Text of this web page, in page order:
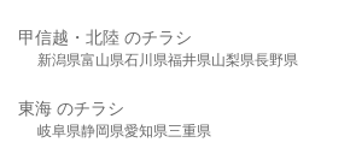
甲信越・北陸 のチラシ
新潟県富山県石川県福井県山梨県長野県
東海 のチラシ
岐阜県静岡県愛知県三重県